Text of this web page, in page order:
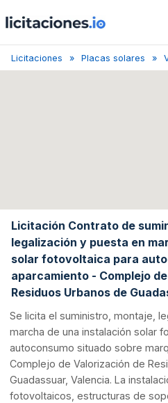
Licitaciones Placas solares
Licitación Contrato de
legalización y puesta en
solar fotovoltaica para
aparcamiento - Complejo
Residuos Urbanos de
Se licita el suministro, montaje,
marcha de una instalación solar
autoconsumo situado sobre
Complejo de Valorización de
Guadassuar, Valencia. La
fotovoltaicos, estructuras de